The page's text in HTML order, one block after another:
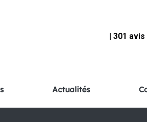
| 301
Actualités